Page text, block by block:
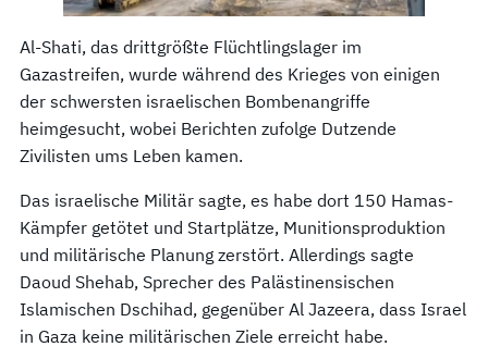
Al-Shati, das drittgrößte Flüchtlingslager im
Gazastreifen, wurde während des Krieges von einigen
der schwersten israelischen Bombenangriffe
heimgesucht, wobei Berichten zufolge Dutzende
Zivilisten ums Leben kamen.
Das israelische Militär sagte, es habe dort 150 Hamas-
Kämpfer getötet und Startplätze, Munitionsproduktion
und militärische Planung zerstört. Allerdings sagte
Daoud Shehab, Sprecher des Palästinensischen
Islamischen Dschihad, gegenüber Al Jazeera, dass Israel
in Gaza keine militärischen Ziele erreicht habe.